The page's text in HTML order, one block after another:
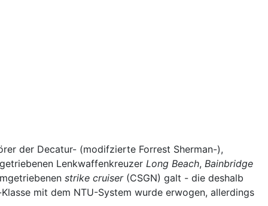
der Decatur- (modifzierte Forrest Sherman-),
Lenkwaffenkreuzer Long Beach, Bainbridge
strike cruiser(CSGN) galt - die deshalb
mit dem NTU-System wurde erwogen, allerdings